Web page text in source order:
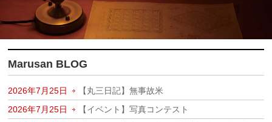
Marusan BLOG
2026年7月25日
【丸三日記】無事故米
2026年7月25日
【イベント】写真コンテスト